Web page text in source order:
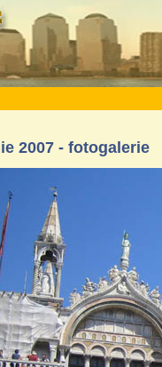
2007 - fotogalerie